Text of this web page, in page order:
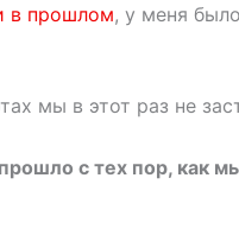
в прошлом, у меня
мы в этот раз не
с тех пор, как